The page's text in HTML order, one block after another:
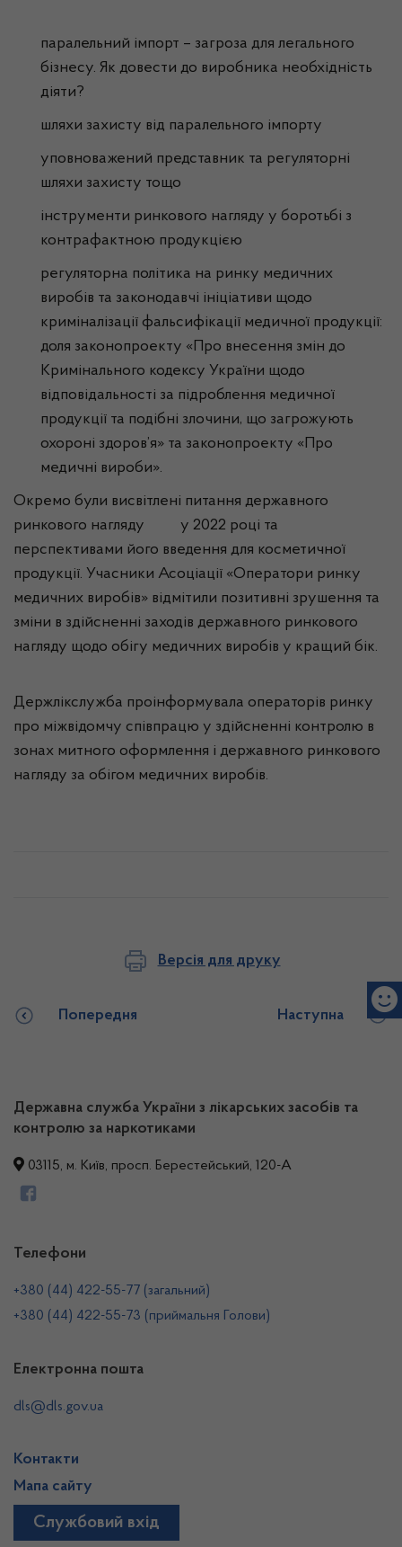
паралельний імпорт – загроза для легального
бізнесу. Як довести до виробника необхідність
діяти?
шляхи захисту від паралельного імпорту
уповноважений представник та регуляторні
шляхи захисту тощо
інструменти ринкового нагляду у боротьбі з
контрафактною продукцією
регуляторна політика на ринку медичних
виробів та законодавчі ініціативи щодо
криміналізації фальсифікації медичної продукції:
доля законопроекту «Про внесення змін до
Кримінального кодексу України щодо
відповідальності за підроблення медичної
продукції та подібні злочини, що загрожують
охороні здоров’я» та законопроекту «Про
медичні вироби».
Окремо були висвітлені питання державного
ринкового нагляду у 2022 році та
перспективами його введення для косметичної
продукції. Учасники Асоціації «Оператори ринку
медичних виробів» відмітили позитивні зрушення та
зміни в здійсненні заходів державного ринкового
нагляду щодо обігу медичних виробів у кращий бік.
Держлікслужба проінформувала операторів ринку
про міжвідомчу співпрацю у здійсненні контролю в
зонах митного оформлення і державного ринкового
нагляду за обігом медичних виробів.
Версія для друку
Попередня Наступна
Державна служба України з лікарських засобів та
контролю за наркотиками
03115, м. Київ, просп. Берестейський, 120-А
Телефони
+380 (44) 422-55-77 (загальний)
+380 (44) 422-55-73 (приймальня Голови)
Електронна пошта
dls@dls.gov.ua
Контакти
Мапа сайту
Службовий вхід